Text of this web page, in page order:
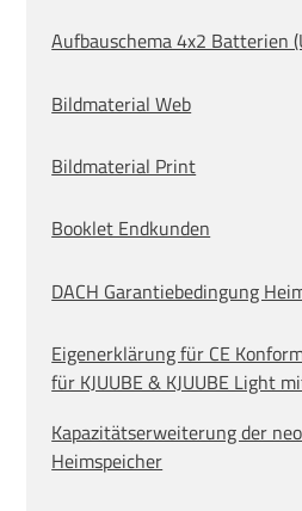
Aufbauschema 4x2 Batterien
Bildmaterial Web
Bildmaterial Print
Booklet Endkunden
DACH Garantiebedingung
Eigenerklärung für CE
für KJUUBE & KJUUBE Light
Kapazitätserweiterung der
Heimspeicher